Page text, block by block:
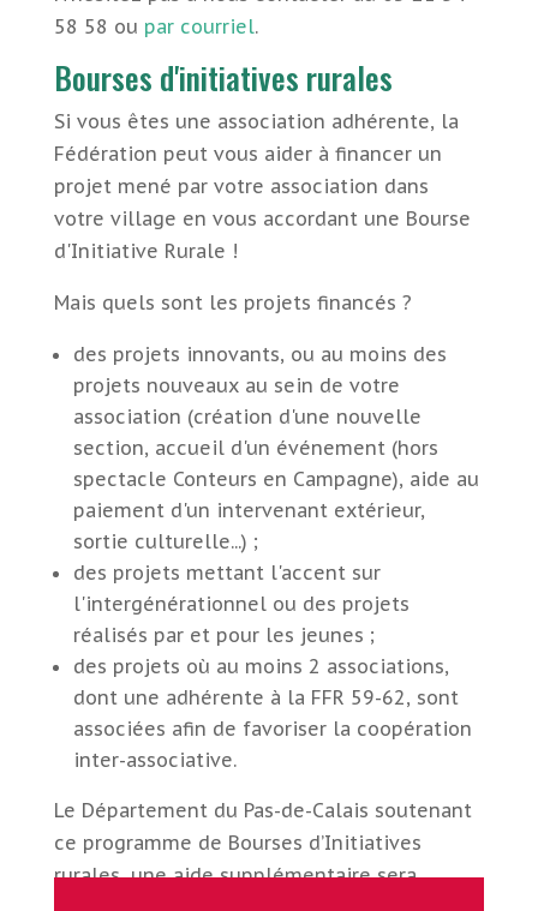
58 58 ou par courriel.
Bourses d'initiatives rurales
Si vous êtes une association adhérente, la
Fédération peut vous aider à financer un
projet mené par votre association dans
votre village en vous accordant une Bourse
d'Initiative Rurale !
Mais quels sont les projets financés ?
des projets innovants, ou au moins des
projets nouveaux au sein de votre
association (création d'une nouvelle
section, accueil d'un événement (hors
spectacle Conteurs en Campagne), aide au
paiement d'un intervenant extérieur,
sortie culturelle...) ;
des projets mettant l'accent sur
l'intergénérationnel ou des projets
réalisés par et pour les jeunes ;
des projets où au moins 2 associations,
dont une adhérente à la FFR 59-62, sont
associées afin de favoriser la coopération
inter-associative.
Le Département du Pas-de-Calais soutenant
ce programme de Bourses d’Initiatives
rurales, une aide supplémentaire sera